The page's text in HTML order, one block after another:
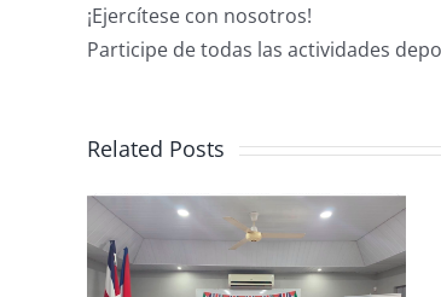
¡Ejercítese con nosotros!
Participe de todas las actividades
Related Posts